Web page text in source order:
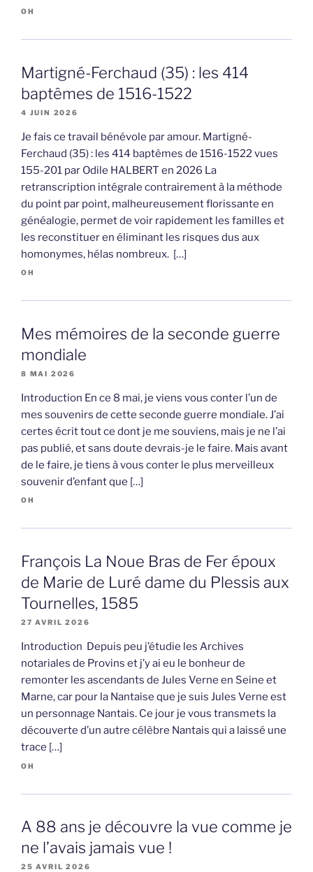
OH
Martigné-Ferchaud (35) : les 414
baptêmes de 1516-1522
4 JUIN 2026
Je fais ce travail bénévole par amour. Martigné-
Ferchaud (35) : les 414 baptêmes de 1516-1522 vues
155-201 par Odile HALBERT en 2026 La
retranscription intégrale contrairement à la méthode
du point par point, malheureusement florissante en
généalogie, permet de voir rapidement les familles et
les reconstituer en éliminant les risques dus aux
homonymes, hélas nombreux. […]
OH
Mes mémoires de la seconde guerre
mondiale
8 MAI 2026
Introduction En ce 8 mai, je viens vous conter l’un de
mes souvenirs de cette seconde guerre mondiale. J’ai
certes écrit tout ce dont je me souviens, mais je ne l’ai
pas publié, et sans doute devrais-je le faire. Mais avant
de le faire, je tiens à vous conter le plus merveilleux
souvenir d’enfant que […]
OH
François La Noue Bras de Fer époux
de Marie de Luré dame du Plessis aux
Tournelles, 1585
27 AVRIL 2026
Introduction Depuis peu j’étudie les Archives
notariales de Provins et j’y ai eu le bonheur de
remonter les ascendants de Jules Verne en Seine et
Marne, car pour la Nantaise que je suis Jules Verne est
un personnage Nantais. Ce jour je vous transmets la
découverte d’un autre célèbre Nantais qui a laissé une
trace […]
OH
A 88 ans je découvre la vue comme je
ne l’avais jamais vue !
25 AVRIL 2026